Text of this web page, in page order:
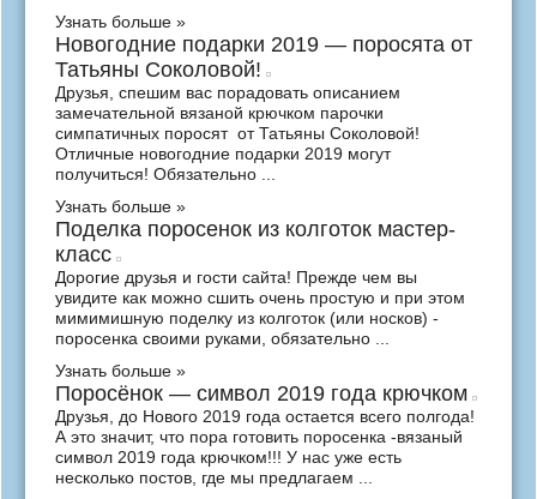
Узнать больше »
Новогодние подарки 2019 — поросята от
Татьяны Соколовой!
Друзья, спешим вас порадовать описанием
замечательной вязаной крючком парочки
симпатичных поросят от Татьяны Соколовой!
Отличные новогодние подарки 2019 могут
получиться! Обязательно ...
Узнать больше »
Поделка поросенок из колготок мастер-
класс
Дорогие друзья и гости сайта! Прежде чем вы
увидите как можно сшить очень простую и при этом
мимимишную поделку из колготок (или носков) -
поросенка своими руками, обязательно ...
Узнать больше »
Поросёнок — символ 2019 года крючком
Друзья, до Нового 2019 года остается всего полгода!
А это значит, что пора готовить поросенка -вязаный
символ 2019 года крючком!!! У нас уже есть
несколько постов, где мы предлагаем ...